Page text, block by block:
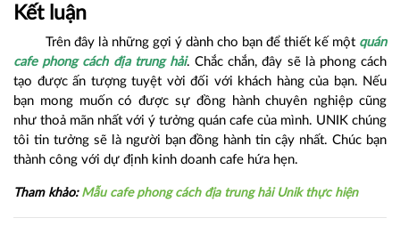
Kết luận
Trên đây là những gợi ý dành cho bạn để thiết kế một quán
cafe phong cách địa trung hải. Chắc chắn, đây sẽ là phong cách
tạo được ấn tượng tuyệt vời đối với khách hàng của bạn. Nếu
bạn mong muốn có được sự đồng hành chuyên nghiệp cũng
như thoả mãn nhất với ý tưởng quán cafe của mình. UNIK chúng
tôi tin tưởng sẽ là người bạn đồng hành tin cậy nhất. Chúc bạn
thành công với dự định kinh doanh cafe hứa hẹn.
Tham khảo: Mẫu cafe phong cách địa trung hải Unik thực hiện